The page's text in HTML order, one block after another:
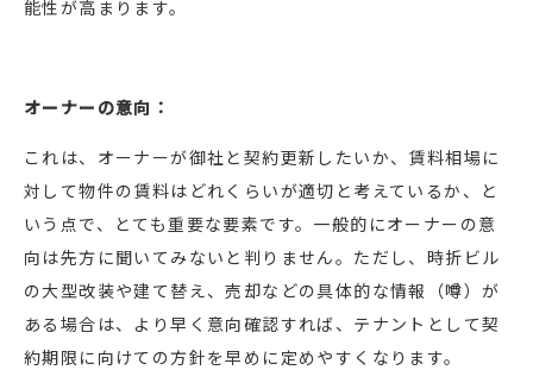
能性が高まります。
オーナーの意向：
これは、オーナーが御社と契約更新したいか、賃料相場に
対して物件の賃料はどれくらいが適切と考えているか、と
いう点で、とても重要な要素です。一般的にオーナーの意
向は先方に聞いてみないと判りません。ただし、時折ビル
の大型改装や建て替え、売却などの具体的な情報（噂）が
ある場合は、より早く意向確認すれば、テナントとして契
約期限に向けての方針を早めに定めやすくなります。